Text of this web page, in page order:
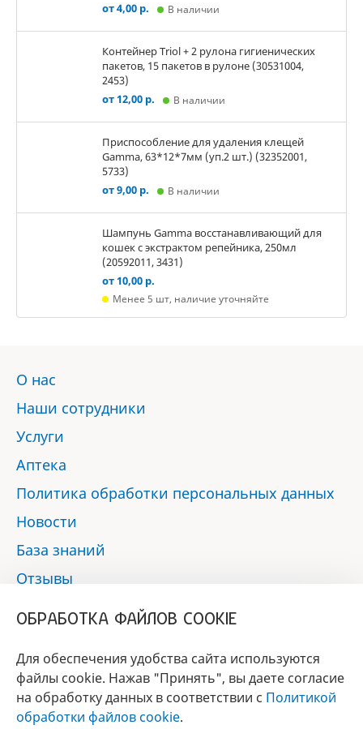
от 4,00 р.
В наличии
Контейнер Triol + 2 рулона гигиенических
пакетов, 15 пакетов в рулоне (30531004,
2453)
от 12,00 р.
В наличии
Приспособление для удаления клещей
Gamma, 63*12*7мм (уп.2 шт.) (32352001,
5733)
от 9,00 р.
В наличии
Шампунь Gamma восстанавливающий для
кошек с экстрактом репейника, 250мл
(20592011, 3431)
от 10,00 р.
Менее 5 шт, наличие уточняйте
О нас
Наши сотрудники
Услуги
Аптека
Политика обработки персональных данных
Новости
База знаний
Отзывы
БРЕНД
ГОДА 2017 - 2019
ОБРАБОТКА ФАЙЛОВ COOKIE
Для обеспечения удобства сайта используются
файлы cookie. Нажав "Принять", вы даете согласие
на обработку данных в соответствии с Политикой
обработки файлов cookie.